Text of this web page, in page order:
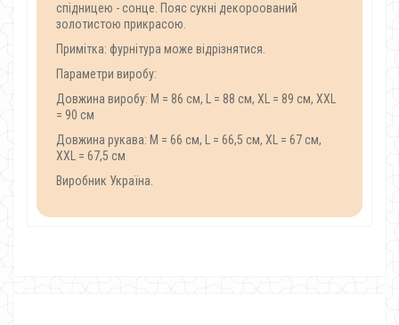
спідницею -сонце Пояссукні декороований
золотистою прикрасою
Примітка: фурнітура може відрізнятися
Параметри виробу:
Довжина виробу: М = 86 см, = 88 см, XL = 89 см, ХXL
= 90 см
Довжина рукава: М = 66 см, = 66,5 см, XL = 67см,
ХXL
= 67,5 см
Виробник Україна